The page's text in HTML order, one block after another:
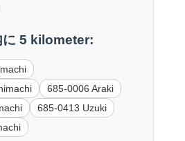
に 5 kilometer:
685-0006 Araki
685-0413 Uzuki